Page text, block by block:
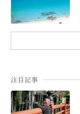
注目記事